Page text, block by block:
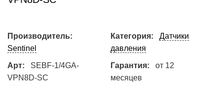
Производитель:
Sentinel
Категория:
Датчики
давления
Арт:
SEBF-1/4GA-
VPN8D-SC
Гарантия:
от 12
месяцев